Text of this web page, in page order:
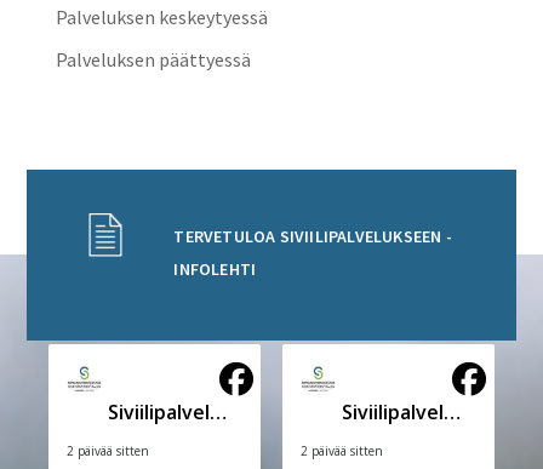
Palveluksen keskeytyessä
Palveluksen päättyessä
TERVETULOA SIVIILIPALVELUKSEEN -
INFOLEHTI
Siviilipalveluskeskus
2 päivää sitten
Siviilipalveluskeskus
2 päivää sitten